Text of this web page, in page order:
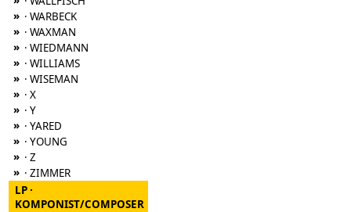
» · WARBECK
» · WAXMAN
» · WIEDMANN
» · WILLIAMS
» · WISEMAN
» · X
» · Y
» · YARED
» · YOUNG
» · Z
» · ZIMMER
LP ·
KOMPONIST/COMPOSER